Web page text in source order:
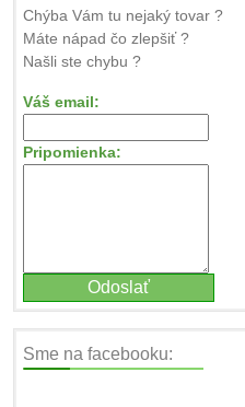
Chýba Vám tu nejaký tovar ?
Máte nápad čo zlepšiť ?
Našli ste chybu ?
Váš email:
Pripomienka:
Sme na facebooku: